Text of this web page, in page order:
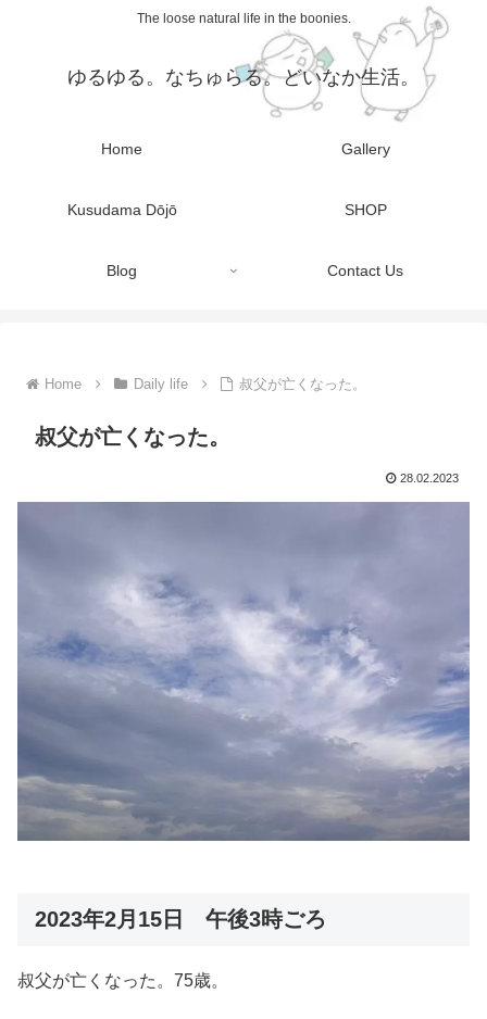
The loose natural life in the boonies.
ゆるゆる。なちゅらる。どいなか生活。
Home Gallery
Kusudama Dōjō SHOP
Blog Contact Us
Home Daily life 叔父が亡くなった。
叔父が亡くなった。
28.02.2023
2023年2月15日 午後3時ごろ
叔父が亡くなった。75歳。